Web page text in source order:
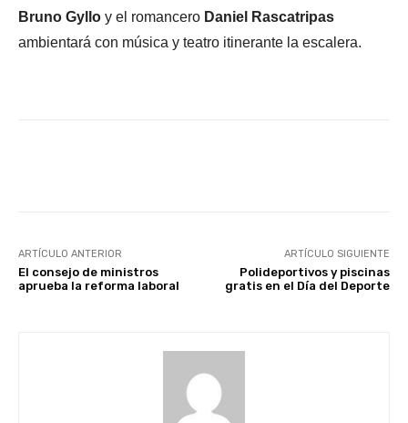
Bruno Gyllo y el romancero Daniel Rascatripas
ambientará con música y teatro itinerante la escalera.
ARTÍCULO ANTERIOR
El consejo de ministros
aprueba la reforma laboral
ARTÍCULO SIGUIENTE
Polideportivos y piscinas
gratis en el Día del Deporte